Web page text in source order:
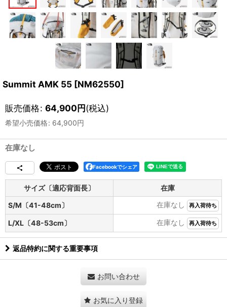
Summit AMK 55 [NM62550]
販売価格: 64,900円(税込)
希望小売価格: 64,900円
在庫なし
Facebookでシェア
サイズ〔適応背面長〕
在庫
S/M〔41-48cm〕
在庫なし 再入荷待ち
L/XL〔48-53cm〕 在庫なし 再入荷待ち
返品特約に関する重要事項
お問い合わせ
お気に入り登録